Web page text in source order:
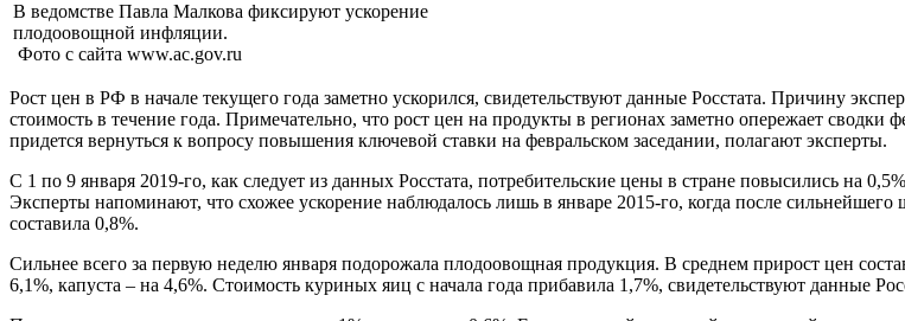
В ведомстве Павла Малкова фиксируют ускорение
плодоовощной инфляции.
Фото с сайта www.ac.gov.ru
Рост цен в РФ в начале текущего года заметно ускорился, свидетельствуют данные Росстата. Причину
стоимость в течение года. Примечательно, что рост цен на продукты в регионах заметно опережает
придется вернуться к вопросу повышения ключевой ставки на февральском заседании, полагают эксперты.
С 1 по 9 января 2019-го, как следует из данных Росстата, потребительские цены в стране повысились на
Эксперты напоминают, что схожее ускорение наблюдалось лишь в январе 2015-го, когда после
составила 0,8%.
Сильнее всего за первую неделю января подорожала плодоовощная продукция. В среднем прирост цен
6,1%, капуста – на 4,6%. Стоимость куриных яиц с начала года прибавила 1,7%, свидетельствуют данные